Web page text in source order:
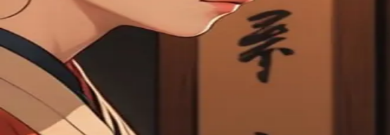
多貞世蘭姐妹罵我
多貞世蘭姐妹罵我
我是狗活該被罵
我是狗活該被罵
0聊过
喜欢